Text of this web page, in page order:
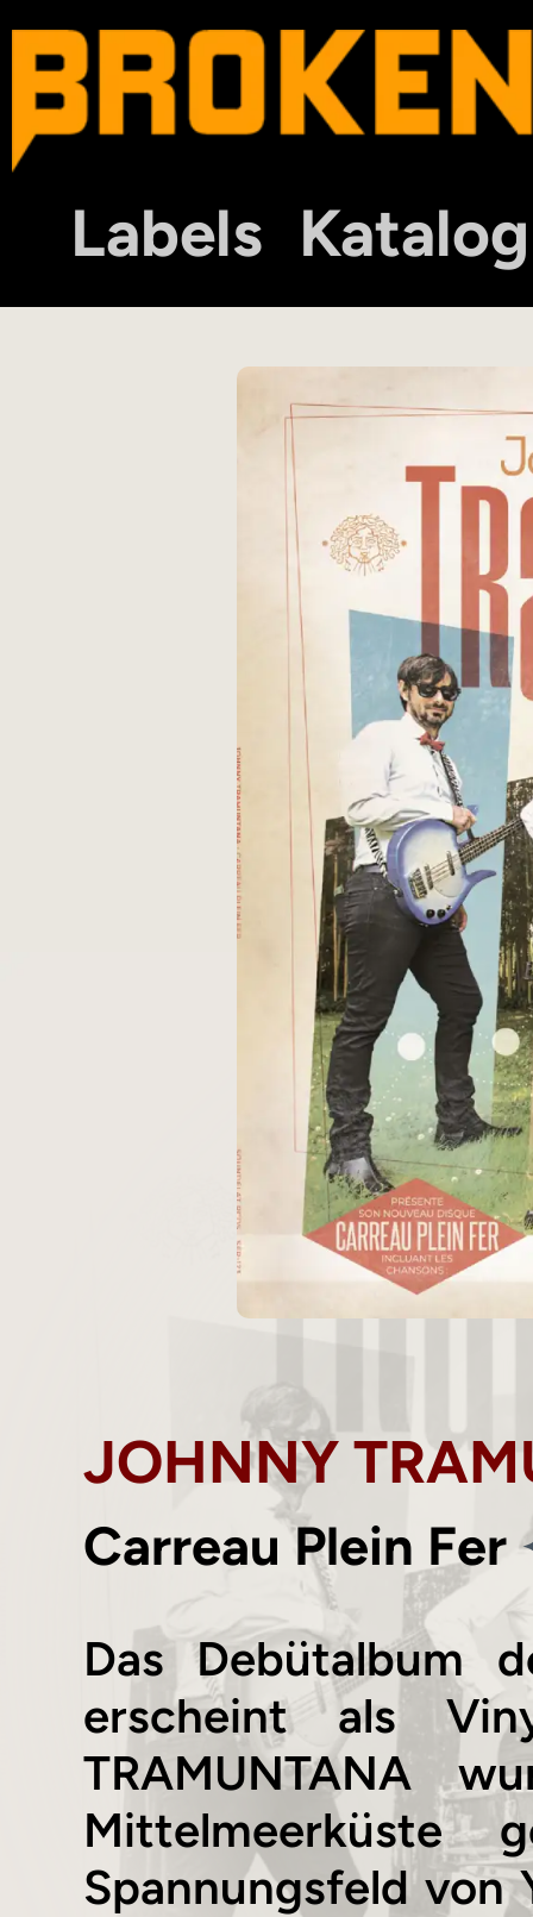
Labels Katalog
JOHNNY
Carreau Plein Fer
Das Debütalbum
erscheint als
TRAMUNTANA
Spannungsfeld von